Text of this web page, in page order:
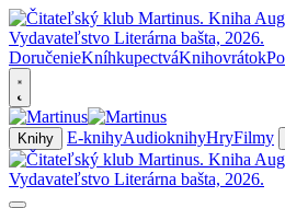
DoručenieKníhkupectváKnihovrátok
Knihy E-knihyAudioknihyHryFilmy